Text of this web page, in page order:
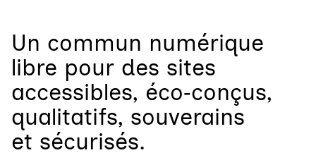
Un commun numérique
libre pour des sites
accessibles, éco‑conçus,
qualitatifs, souverains
et sécurisés.